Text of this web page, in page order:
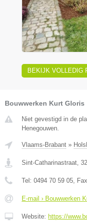
BEKIJK VOLLEDIG
Bouwwerken Kurt Gloris
Niet gevestigd in de
Henegouwen.
Vlaams-Brabant »
Sint-Catharinastraat,
Tel: 0494 70 59 05,
E-mail › Bouwwerken
Website: https://